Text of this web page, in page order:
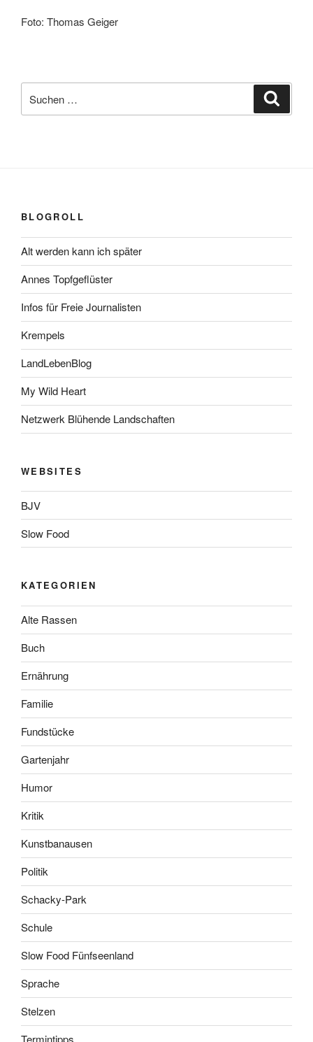
Foto: Thomas Geiger
nach:
BLOGROLL
Alt werden kann ich später
Annes Topfgeflüster
Infos für Freie Journalisten
Krempels
LandLebenBlog
My Wild Heart
Netzwerk Blühende Landschaften
WEBSITES
BJV
Slow Food
KATEGORIEN
Alte Rassen
Buch
Ernährung
Familie
Fundstücke
Gartenjahr
Humor
Kritik
Kunstbanausen
Politik
Schacky-Park
Schule
Slow Food Fünfseenland
Sprache
Stelzen
Termintipps